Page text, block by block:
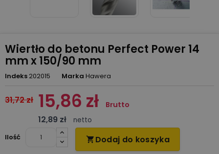
Wiertło do betonu Perfect Power 14
mm x 150/90 mm
Indeks 202015 Marka Hawera
31,72 zł 15,86 zł Brutto
12,89 zł
netto
Ilość
 Dodaj do koszyka